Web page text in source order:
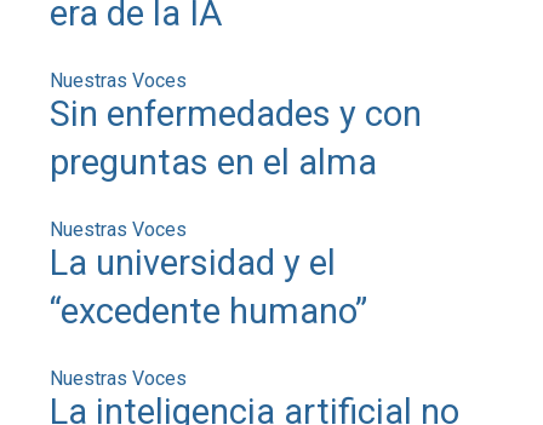
era de la IA
Nuestras Voces
Sin enfermedades y con
preguntas en el alma
Nuestras Voces
La universidad y el
“excedente humano”
Nuestras Voces
La inteligencia artificial no